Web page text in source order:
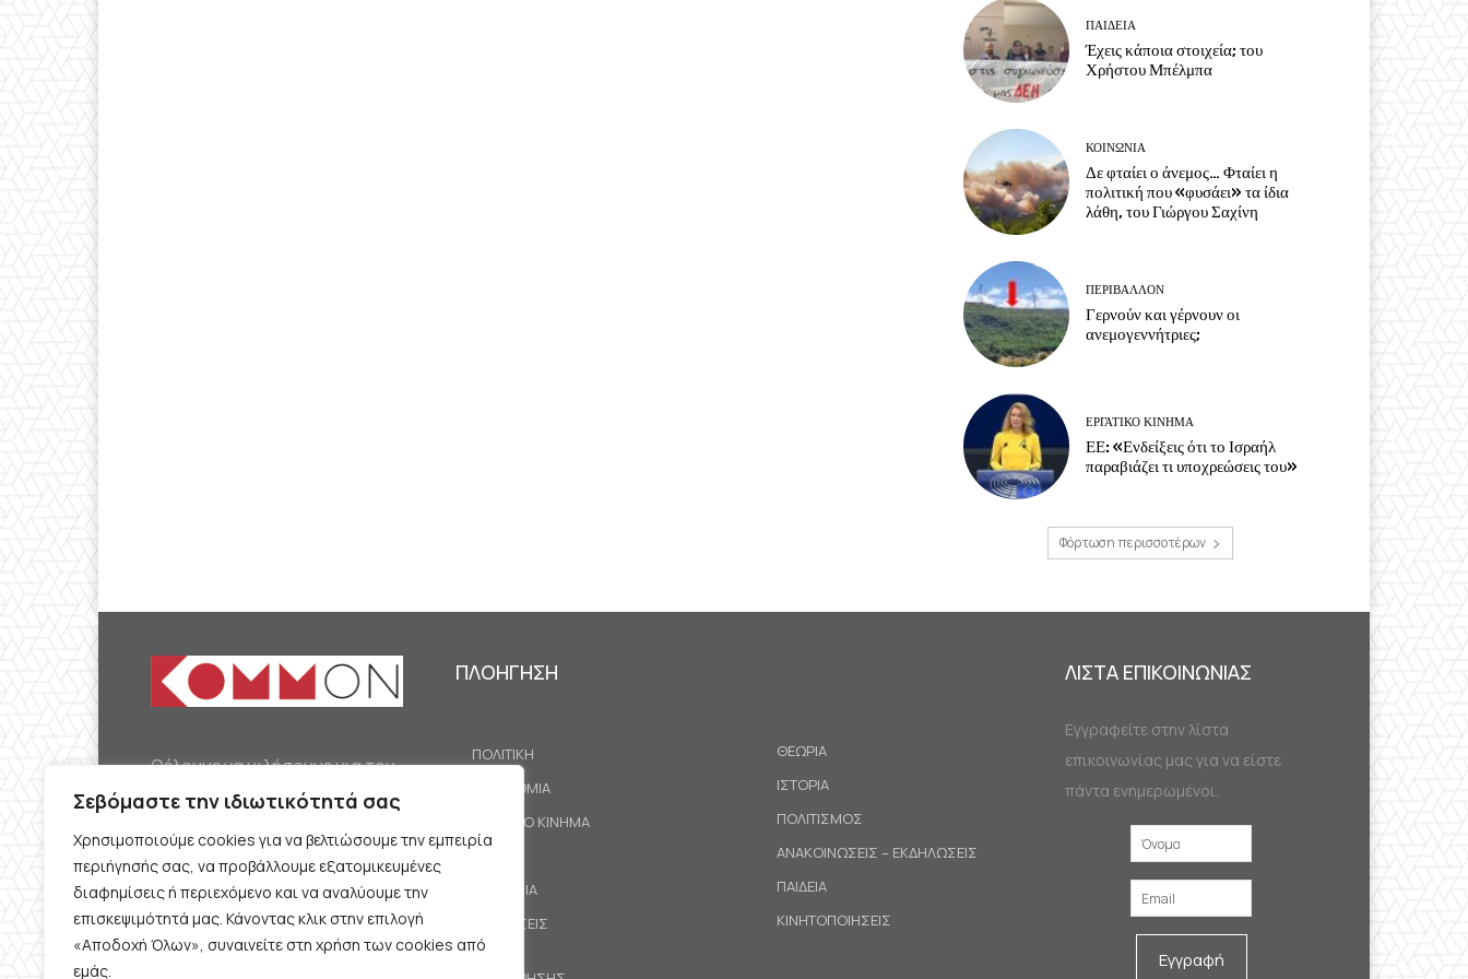
Σεβόμαστε την ιδιωτικότητά σας
Χρησιμοποιούμε cookies για να βελτιώσουμε την εμπειρία
περιήγησής σας, να προβάλλουμε εξατομικευμένες
διαφημίσεις ή περιεχόμενο και να αναλύουμε την
επισκεψιμότητά μας. Κάνοντας κλικ στην επιλογή
«Αποδοχή Όλων», συναινείτε στη χρήση των cookies από
εμάς.
ΠΑΙΔΕΙΑ
Έχεις κάποια στοιχεία; του
Χρήστου Μπέλμπα
ΚΟΙΝΩΝΙΑ
Δε φταίει ο άνεμος… Φταίει η
πολιτική που «φυσάει» τα ίδια
λάθη, του Γιώργου Σαχίνη
ΠΕΡΙΒΆΛΛΟΝ
Γερνούν και γέρνουν οι
ανεμογεννήτριες;
ΕΡΓΑΤΙΚΟ ΚΙΝΗΜΑ
ΕΕ: «Ενδείξεις ότι το Ισραήλ
παραβιάζει τι υποχρεώσεις του»
Φόρτωση περισσοτέρων
Θέλουμε να μιλήσουμε για τον
κομμουνισμό της εποχής μας,
την αναγκαία αλλά όχι
δεδομένη προοπτική.
Θέλουμε να μιλήσουμε
ταυτόχρονα για την
καθημερινή επιβίωση και τον
ΠΛΟΗΓΗΣΗ
ΠΟΛΙΤΙΚΗ
ΟΙΚΟΝΟΜΙΑ
ΕΡΓΑΤΙΚΟ ΚΙΝΗΜΑ
ΚΟΙΝΩΝΙΑ
ΠΡΟΤΑΣΕΙΣ
ΘΕΩΡΙΑ
ΙΣΤΟΡΙΑ
ΠΟΛΙΤΙΣΜΟΣ
ΑΝΑΚΟΙΝΩΣΕΙΣ – ΕΚΔΗΛΩΣΕΙΣ
ΠΑΙΔΕΙΑ
ΚΙΝΗΤΟΠΟΙΗΣΕΙΣ
ΛΙΣΤΑ ΕΠΙΚΟΙΝΩΝΙΑΣ
Εγγραφείτε στην λίστα
επικοινωνίας μας για να είστε
πάντα ενημερωμένοι.
Εγγραφή